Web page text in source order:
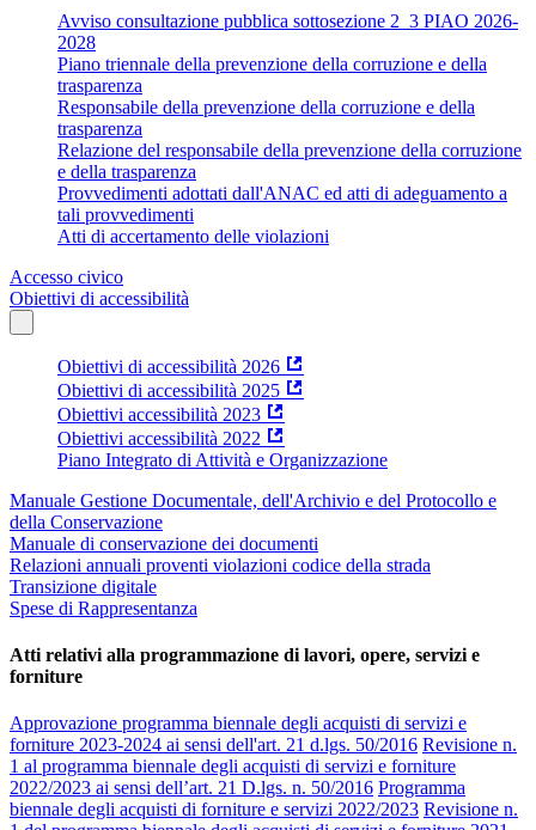
Avviso consultazione pubblica sottosezione 2_3 PIAO 2026-
2028
Piano triennale della prevenzione della corruzione e della
trasparenza
Responsabile della prevenzione della corruzione e della
trasparenza
Relazione del responsabile della prevenzione della corruzione
e della trasparenza
Provvedimenti adottati dall'ANAC ed atti di adeguamento a
tali provvedimenti
Atti di accertamento delle violazioni
Accesso civico
Obiettivi di accessibilità
Obiettivi di accessibilità 2026
Obiettivi di accessibilità 2025
Obiettivi accessibilità 2023
Obiettivi accessibilità 2022
Piano Integrato di Attività e Organizzazione
Manuale Gestione Documentale, dell'Archivio e del Protocollo e
della Conservazione
Manuale di conservazione dei documenti
Relazioni annuali proventi violazioni codice della strada
Transizione digitale
Spese di Rappresentanza
Atti relativi alla programmazione di lavori, opere, servizi e
forniture
Approvazione programma biennale degli acquisti di servizi e
forniture 2023-2024 ai sensi dell'art. 21 d.lgs. 50/2016 Revisione n.
1 al programma biennale degli acquisti di servizi e forniture
2022/2023 ai sensi dell’art. 21 D.lgs. n. 50/2016 Programma
biennale degli acquisti di forniture e servizi 2022/2023 Revisione n.